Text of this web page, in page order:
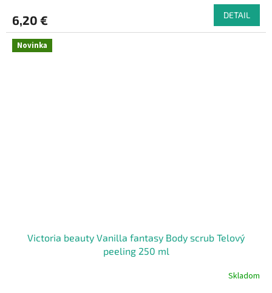
6,20 € DETAIL
Novinka
Victoria beauty Vanilla fantasy Body scrub Telový
peeling 250 ml
Skladom